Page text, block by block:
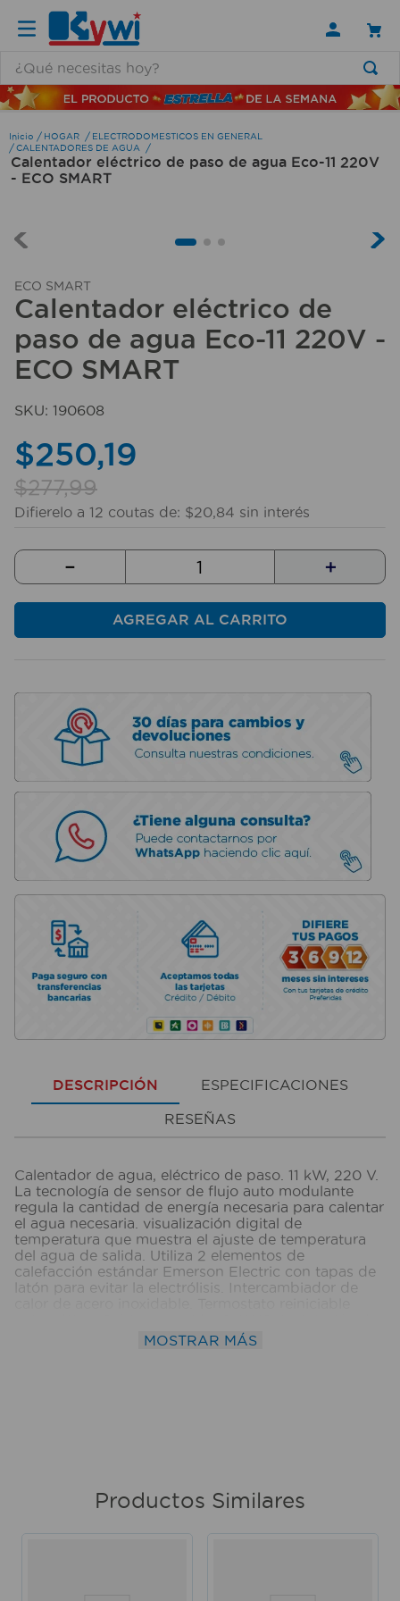
HOGAR
ELECTRODOMESTICOS EN GENERAL
CALENTADORES DE AGUA
Calentador eléctrico de paso de agua Eco-11 220V
- ECO SMART
ECO SMART
Calentador eléctrico de
paso de agua Eco-11 220V -
ECO SMART
SKU: 190608
$250,19
$277,99
Difierelo a 12 coutas de: $20,84 sin interés
＋
－
AGREGAR AL CARRITO
DESCRIPCIÓN ESPECIFICACIONES
RESEÑAS
Calentador de agua, eléctrico de paso. 11 kW, 220 V.
La tecnología de sensor de flujo auto modulante
regula la cantidad de energía necesaria para calentar
el agua necesaria. visualización digital de
temperatura que muestra el ajuste de temperatura
del agua de salida. Utiliza 2 elementos de
calefacción estándar Emerson Electric con tapas de
latón para evitar la electrólisis. Intercambiador de
tuberías: 1/2" CF. Flujo de activación: 0.25 galones.
Factor de energía: 0,998. Certificado UL y
MOSTRAR MÁS
Productos Similares
TÉRMINOS MÁS BUSCADOS
1 .
lamparas
2.
ducha
6.
organizador
7.
cerradura
8.
taladro
9.
aspiradora
10. sillas